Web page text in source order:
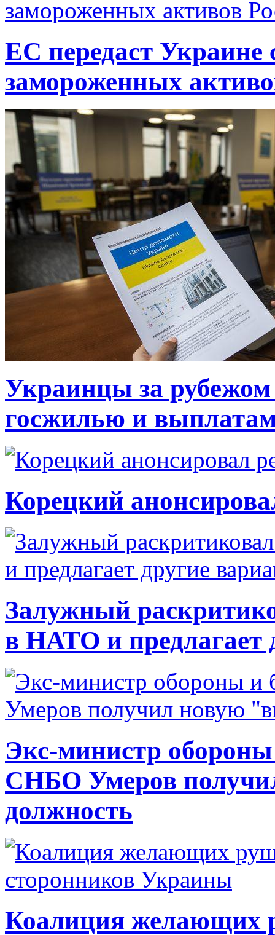
ЕС передаст Украине
замороженных
Украинцы за рубежом
госжилью и
Корецкий
Залужный
в НАТО и предлагает
Экс-министр
СНБО Умеров
должность
Коалиция желающих